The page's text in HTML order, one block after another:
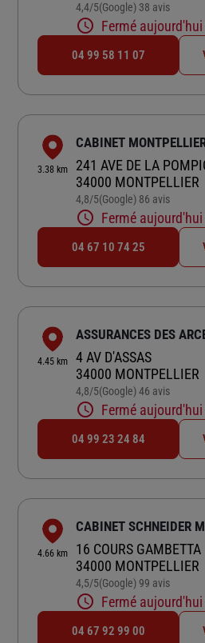
4,4/5Note de 4.4 sur 5
(Google) 38 avis
Fermé aujourd'hui
04 99 58 11 07
3.38 km
CABINET
241 AVE DE LA
34000 MONTPELLIER
4,8/5Note de 4.8 sur 5
(Google) 86 avis
Fermé aujourd'hui
04 67 10 74 25
4.45 km
ASSURANCES DES
4 AV D'ASSAS
34000 MONTPELLIER
4,8/5Note de 4.8 sur 5
(Google) 46 avis
Fermé aujourd'hui
04 99 23 24 84
4.66 km
CABINET SCHNEIDER
16 COURS GAMBETTA
34000 MONTPELLIER
4,5/5Note de 4.5 sur 5
(Google) 99 avis
Fermé aujourd'hui
04 67 92 99 00